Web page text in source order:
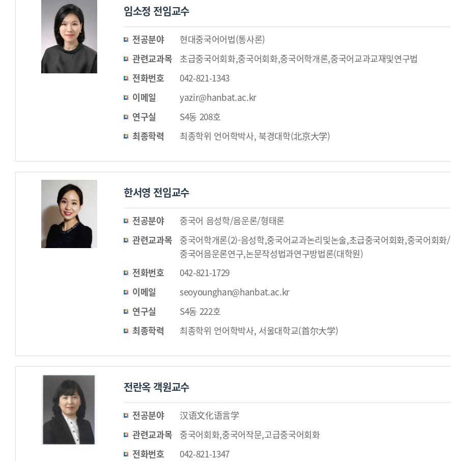
임소정 전임교수
전공분야
현대중국어어법(통사론)
관련교과목 초급중국어회화,중국어회화,중국어학개론,중국어교과교재및연구법
전화번호
042-821-1343
이메일
yazir@hanbat.ac.kr
연구실
S4동 208호
최종학력
최종학위 언어학박사, 북경대학(北京大学)
한서영 전임교수
전공분야
중국어 음성학/음운론/형태론
관련교과목 중국어학개론(2)-음성학,중국어교과논리및논술,초급중국어회화,중국어회화/
중국어음운론연구,논문작성법과연구방법론(대학원)
전화번호
042-821-1729
이메일
seoyounghan@hanbat.ac.kr
연구실
S4동 222호
최종학력
최종학위 언어학박사, 서울대학교(首尔大学)
전란옥 객원교수
전공분야
汉语文化语言学
관련교과목 중국어회화,중국어작문,고급중국어회화
전화번호
042-821-1347